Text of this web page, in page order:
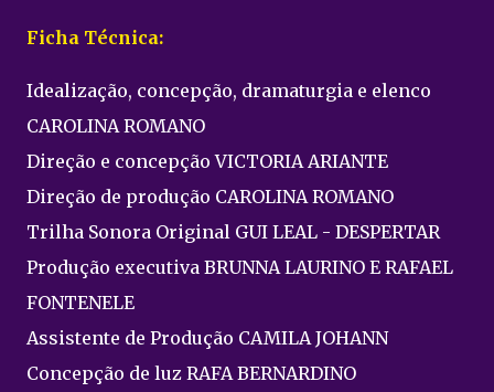
Ficha Técnica:
Idealização, concepção, dramaturgia e elenco
CAROLINA ROMANO
Direção e concepção VICTORIA ARIANTE
Direção de produção CAROLINA ROMANO
Trilha Sonora Original GUI LEAL - DESPERTAR
Produção executiva BRUNNA LAURINO E RAFAEL
FONTENELE
Assistente de Produção CAMILA JOHANN
Concepção de luz RAFA BERNARDINO